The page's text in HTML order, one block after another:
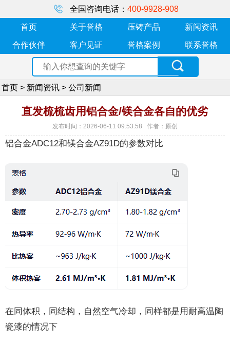
全国咨询电话： 400-9928-908
首页 关于誉格 压铸产品 新闻资讯
合作伙伴 客户见证 誉格案例 联系誉格
首页 > 新闻资讯 > 公司新闻
直发梳梳齿用铝合金/镁合金各自的优劣
发布时间：2026-06-11 09:53:58 作者：原创
铝合金ADC12和镁合金AZ91D的参数对比
在同体积，同结构，自然空气冷却，同样都是用耐高温陶
瓷漆的情况下